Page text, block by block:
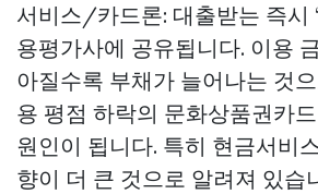
서비스/카드론: 대출받는 즉시
용평가사에 공유됩니다. 이용
아질수록 부채가 늘어나는 것
용 평점 하락의 문화상품권카
원인이 됩니다. 특히 현금서비
향이 더 큰 것으로 알려져 있습